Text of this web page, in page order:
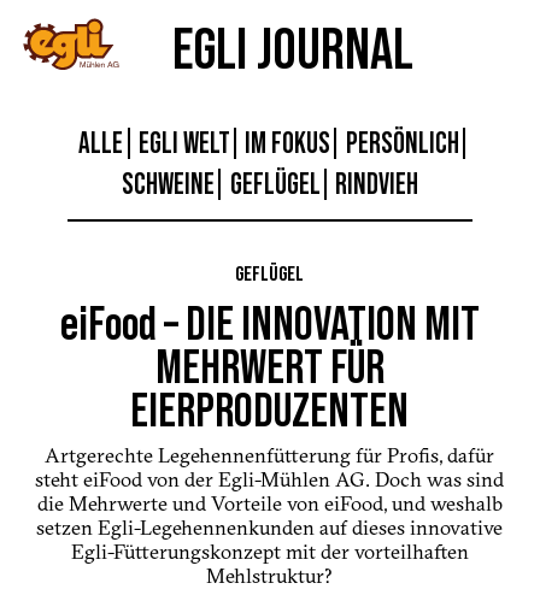
EGLI JOURNAL
ALLE EGLI WELT IM FOKUS
PERSÖNLICH
SCHWEINE GEFLÜGEL RINDVIEH
GEFLÜGEL
eiFood – DIE INNOVATION MIT
MEHRWERT FÜR
EIERPRODUZENTEN
Artgerechte Legehennenfütterung für Profis, dafür
steht eiFood von der Egli-Mühlen AG. Doch was sind
die Mehrwerte und Vorteile von eiFood, und weshalb
setzen Egli-Legehennenkunden auf dieses innovative
Egli-Fütterungskonzept mit der vorteilhaften
Mehlstruktur?